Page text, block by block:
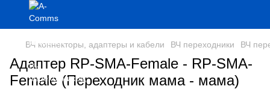
ВЧ коннекторы, адаптеры и кабели ВЧ переходники ВЧ
Адаптер RP-SMA-Female - RP-SMA-
Female (Переходник мама - мама)